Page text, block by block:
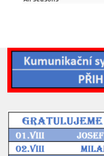
2014/15
2015/16
2016/17
B tým
Zápasy MB 2026/27
Hráči